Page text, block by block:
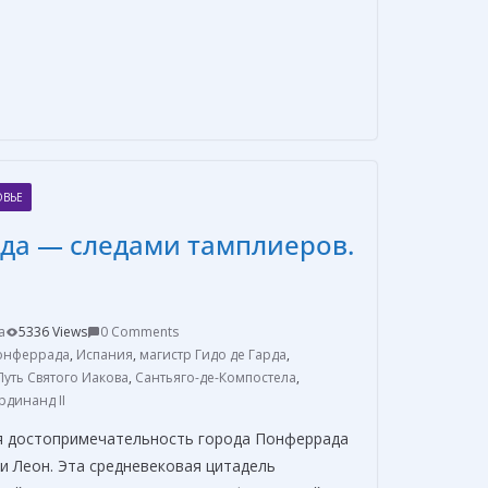
— следами тамплиеров.
5336 Views
0 Comments
, Испания, магистр Гидо де Гарда,
Святого Иакова, Сантьяго-де-Компостела,
II
города Понферрада
Леон. Эта средневековая цитадель